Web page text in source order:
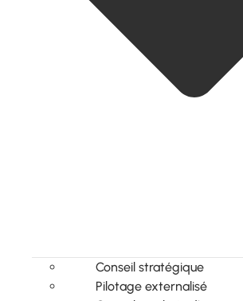
Conseil stratégique
Pilotage externalisé